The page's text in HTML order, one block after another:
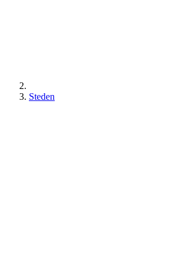
Steden